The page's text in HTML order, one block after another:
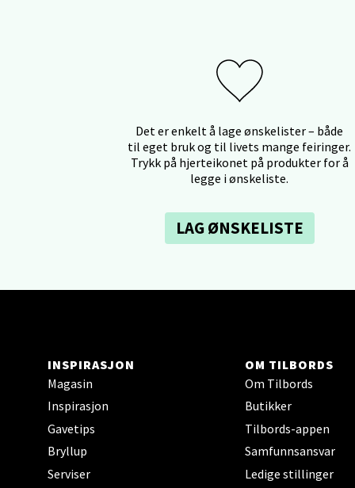
Det er enkelt å lage ønskelister – både
til eget bruk og til livets mange feiringer.
Trykk på hjerteikonet på produkter for å
legge i ønskeliste.
LAG ØNSKELISTE
INSPIRASJON
Magasin
Inspirasjon
Gavetips
Bryllup
Serviser
OM TILBORDS
Om Tilbords
Butikker
Tilbords-appen
Samfunnsansvar
Ledige stillinger
Åpent i